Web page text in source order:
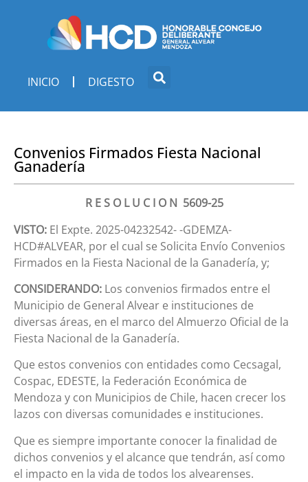
INICIO DIGESTO
Convenios Firmados Fiesta Nacional
Ganadería
R E S O L U C I O N 5609-25
VISTO: El Expte. 2025-04232542- -GDEMZA-
HCD#ALVEAR, por el cual se Solicita Envío Convenios
Firmados en la Fiesta Nacional de la Ganadería, y;
CONSIDERANDO: Los convenios firmados entre el
Municipio de General Alvear e instituciones de
diversas áreas, en el marco del Almuerzo Oficial de la
Fiesta Nacional de la Ganadería.
Que estos convenios con entidades como Cecsagal,
Cospac, EDESTE, la Federación Económica de
Mendoza y con Municipios de Chile, hacen crecer los
lazos con diversas comunidades e instituciones.
Que es siempre importante conocer la finalidad de
dichos convenios y el alcance que tendrán, así como
el impacto en la vida de todos los alvearenses.